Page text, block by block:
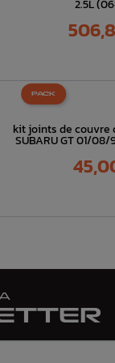
2.5L
Prix
kit joints de couvre
SUBARU GT 01/
Prix
PACK